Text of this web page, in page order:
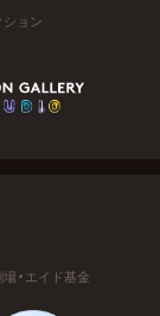
ョン
・エイド基金